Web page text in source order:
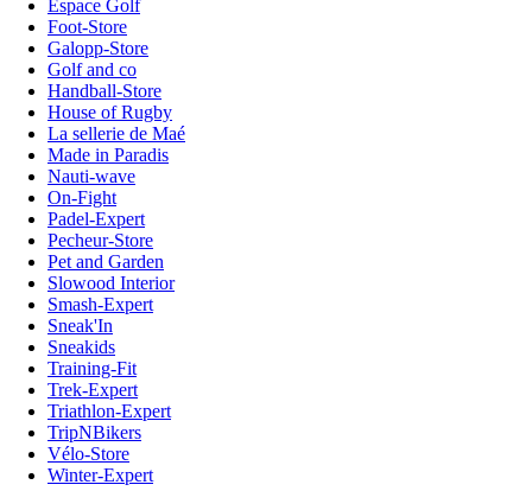
Espace Golf
Foot-Store
Galopp-Store
Golf and co
Handball-Store
House of Rugby
La sellerie de Maé
Made in Paradis
Nauti-wave
On-Fight
Padel-Expert
Pecheur-Store
Pet and Garden
Slowood Interior
Smash-Expert
Sneak'In
Sneakids
Training-Fit
Trek-Expert
Triathlon-Expert
TripNBikers
Vélo-Store
Winter-Expert